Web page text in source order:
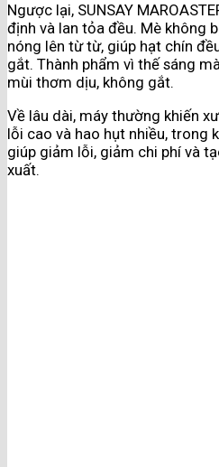
Ngược lại, SUNSAY
định và lan tỏa đều. Mè không
nóng lên từ từ, giúp hạt chín
gắt. Thành phẩm vì thế sáng
mùi thơm dịu, không gắt.
Về lâu dài, máy thường khiến
lỗi cao và hao hụt nhiều, trong
giúp giảm lỗi, giảm chi phí và
xuất.